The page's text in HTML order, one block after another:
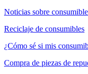
Noticias sobre
Reciclaje de consumibles
¿Cómo sé si mis
Compra de piezas de